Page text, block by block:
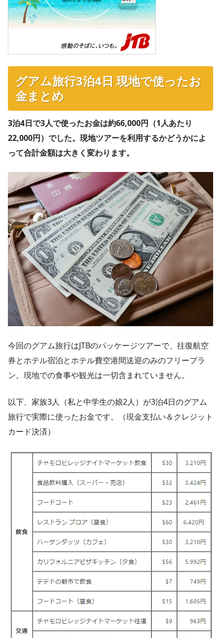
グアム旅行3泊4日 現地で使ったお
金まとめ
3泊4日で3人で使ったお金は約66,000円（1人あたり
22,000円）でした。現地ツアーを利用するかどうかによ
って合計金額は大きく変わります。
今回のグアム旅行はJTBのパッケージツアーで、往復航空
券とホテル宿泊とホテル費空港間送迎のみのフリープラ
ン。現地での食事や観光は一切含まれていません。
以下、家族3人（私と中学生の娘2人）が3泊4日のグアム
旅行で実際に使ったお金です。（現金支払い＆クレジット
カード決済）